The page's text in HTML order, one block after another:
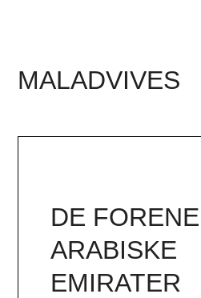
MALADVIVES
DE
ARABISKE
EMIRATER